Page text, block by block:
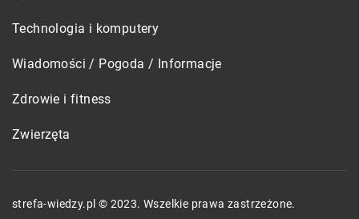
Technologia i komputery
Wiadomości / Pogoda / Informacje
Zdrowie i fitness
Zwierzęta
strefa-wiedzy.pl © 2023. Wszelkie prawa zastrzeżone.